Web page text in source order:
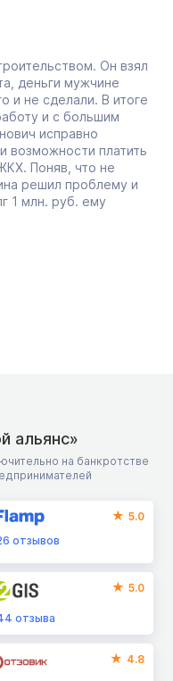
Он взял
деньги мужчине
и не сделали. В итоге
и с большим
исправно
возможности платить
Поняв, что не
решил проблему и
1 млн. руб. ему
альянс»
на банкротстве
5.0
отзывов
5.0
отзыва
4.8